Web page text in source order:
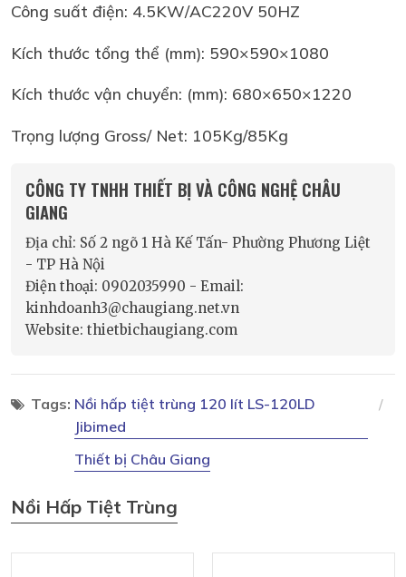
Công suất điện: 4.5KW/AC220V 50HZ
Kích thước tổng thể (mm): 590×590×1080
Kích thước vận chuyển: (mm): 680×650×1220
Trọng lượng Gross/ Net: 105Kg/85Kg
CÔNG TY TNHH THIẾT BỊ VÀ CÔNG NGHỆ CHÂU
GIANG
Địa chỉ: Số 2 ngõ 1 Hà Kế Tấn- Phường Phương Liệt
- TP Hà Nội
Điện thoại: 0902035990 - Email:
kinhdoanh3@chaugiang.net.vn
Website: thietbichaugiang.com
Tags: Nồi hấp tiệt trùng 120 lít LS-120LD
Jibimed
Thiết bị Châu Giang
Nồi Hấp Tiệt Trùng